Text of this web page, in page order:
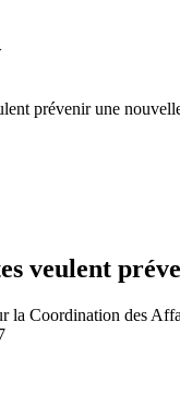
prévenir une
veulent
la Coordination des